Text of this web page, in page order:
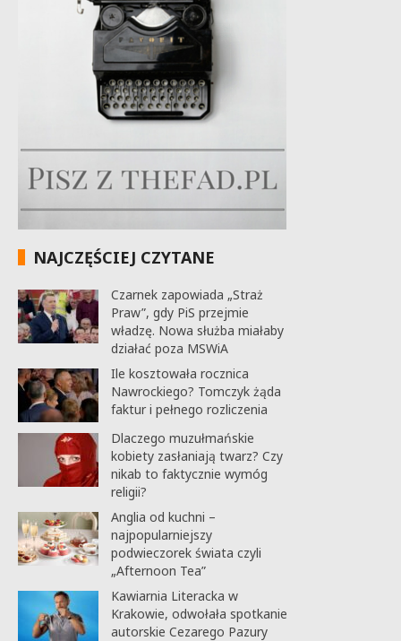
NAJCZĘŚCIEJ CZYTANE
Czarnek zapowiada „Straż
Praw”, gdy PiS przejmie
władzę. Nowa służba miałaby
działać poza MSWiA
Ile kosztowała rocznica
Nawrockiego? Tomczyk żąda
faktur i pełnego rozliczenia
Dlaczego muzułmańskie
kobiety zasłaniają twarz? Czy
nikab to faktycznie wymóg
religii?
Anglia od kuchni –
najpopularniejszy
podwieczorek świata czyli
„Afternoon Tea”
Kawiarnia Literacka w
Krakowie, odwołała spotkanie
autorskie Cezarego Pazury